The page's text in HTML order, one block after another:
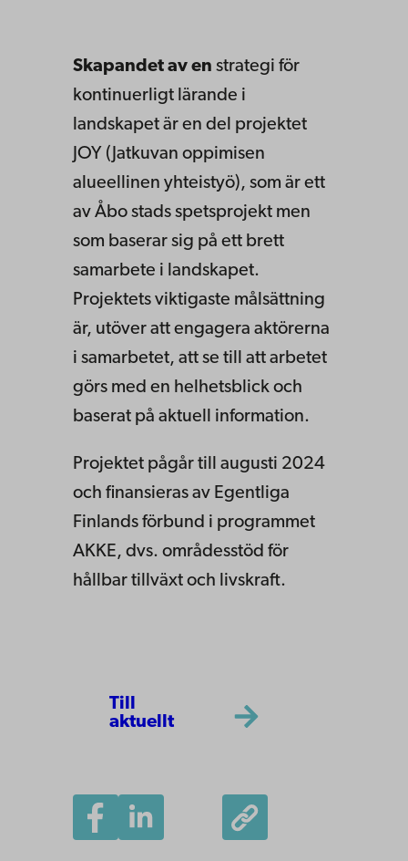
Skapandet av en strategi för
kontinuerligt lärande i
landskapet är en del projektet
JOY (Jatkuvan oppimisen
alueellinen yhteistyö), som är ett
av Åbo stads spetsprojekt men
som baserar sig på ett brett
samarbete i landskapet.
Projektets viktigaste målsättning
är, utöver att engagera aktörerna
i samarbetet, att se till att arbetet
görs med en helhetsblick och
baserat på aktuell information.
Projektet pågår till augusti 2024
och finansieras av Egentliga
Finlands förbund i programmet
AKKE, dvs. områdesstöd för
hållbar tillväxt och livskraft.
Till
aktuellt